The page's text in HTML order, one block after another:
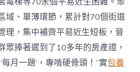
域、單薄環節，累計對70個街道
理，集中補齊平易近生短板，晉
眾捧著遲到了10多年的房產證，
月一題’，專啃硬骨頭！”實包養